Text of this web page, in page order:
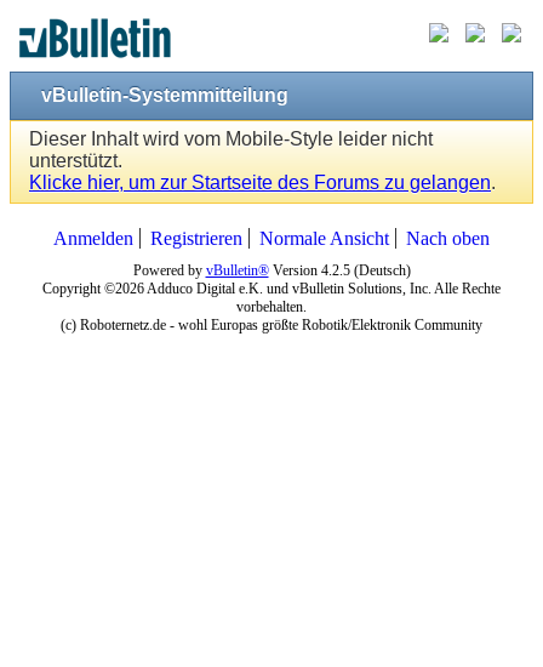
vBulletin-Systemmitteilung
Dieser Inhalt wird vom Mobile-Style leider nicht
unterstützt.
Klicke hier, um zur Startseite des Forums zu gelangen.
Anmelden Registrieren Normale Ansicht Nach oben
Powered by vBulletin®Version 4.2.5 (Deutsch)
Copyright ©2026 Adduco Digital e.K. und vBulletin Solutions, Inc. Alle Rechte
vorbehalten.
(c) Roboternetz.de - wohl Europas größte Robotik/Elektronik Community